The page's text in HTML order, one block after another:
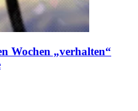
Wochen „verhalten“